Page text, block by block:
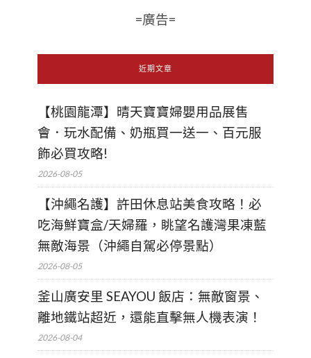
=廣告=
近期文章
【桃園龍潭】晴天寶寶婦嬰用品展售
會．玩水配備、奶瓶買一送一、百元服
飾必買攻略!
2026-08-05
【沖繩名護】許田休息站美食攻略！必
吃海鮮寶盒/天婦羅，眺望名護灣果凍藍
無敵海景（沖繩自駕必停景點）
2026-08-05
釜山廣安里 SEAYOU 飯店：無敵窗景、
離地鐵站超近，還能直擊無人機表演！
2026-08-04